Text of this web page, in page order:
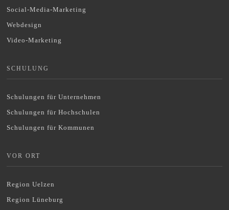
Social-Media-Marketing
Webdesign
Video-Marketing
SCHULUNG
Schulungen für Unternehmen
Schulungen für Hochschulen
Schulungen für Kommunen
VOR ORT
Region Uelzen
Region Lüneburg